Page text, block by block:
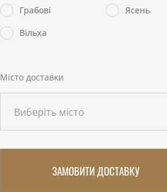
Грабові
Ясень
Вільха
Місто доставки
Виберіть місто
ЗАМОВИТИ ДОСТАВКУ